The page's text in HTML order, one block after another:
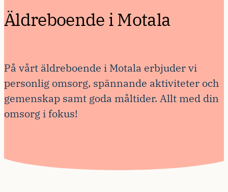
Äldreboende i Motala
På vårt äldreboende i Motala erbjuder vi
personlig omsorg, spännande aktiviteter och
gemenskap samt goda måltider. Allt med din
omsorg i fokus!